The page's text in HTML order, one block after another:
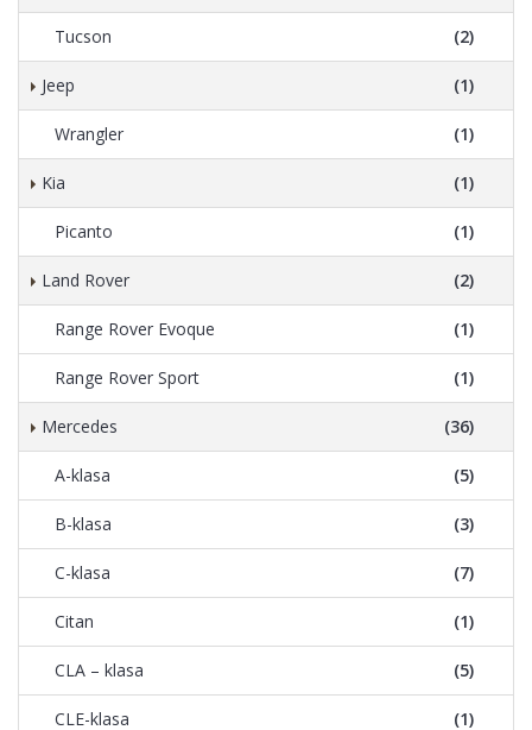
Tucson (2)
Jeep (1)
Wrangler (1)
Kia (1)
Picanto (1)
Land Rover (2)
Range Rover Evoque (1)
Range Rover Sport (1)
Mercedes (36)
A-klasa (5)
B-klasa (3)
C-klasa (7)
Citan (1)
CLA – klasa (5)
CLE-klasa (1)